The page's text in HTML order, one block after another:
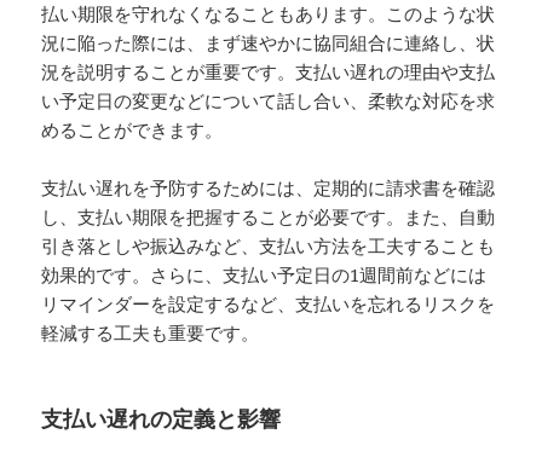
払い期限を守れなくなることもあります。このような状
況に陥った際には、まず速やかに協同組合に連絡し、状
況を説明することが重要です。支払い遅れの理由や支払
い予定日の変更などについて話し合い、柔軟な対応を求
めることができます。
支払い遅れを予防するためには、定期的に請求書を確認
し、支払い期限を把握することが必要です。また、自動
引き落としや振込みなど、支払い方法を工夫することも
効果的です。さらに、支払い予定日の1週間前などには
リマインダーを設定するなど、支払いを忘れるリスクを
軽減する工夫も重要です。
支払い遅れの定義と影響